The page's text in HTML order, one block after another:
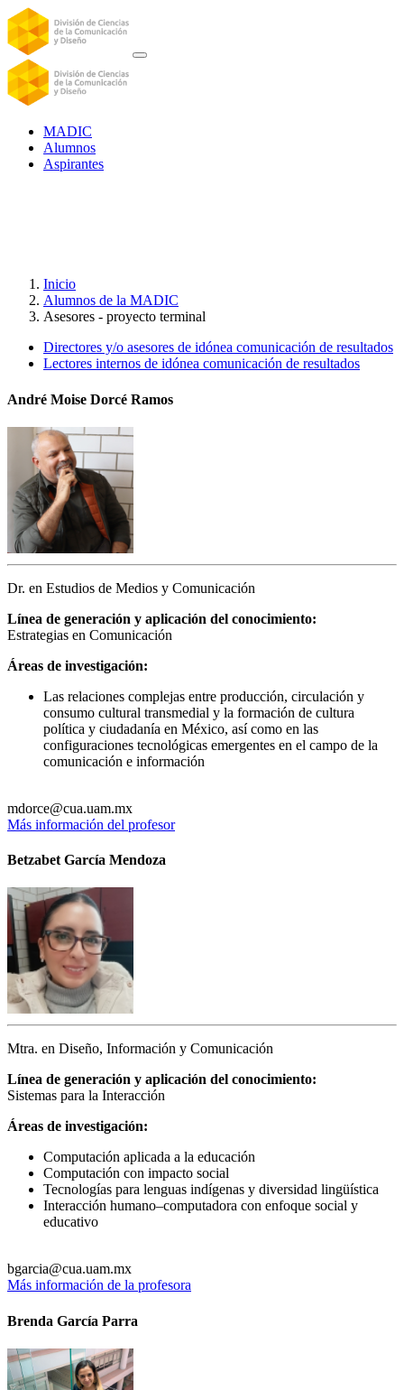
MADIC
Alumnos
Aspirantes
Inicio
Alumnos de la MADIC
Asesores - proyecto terminal
Directores y/o asesores de idónea comunicación de resultados
Lectores internos de idónea comunicación de resultados
André Moise Dorcé Ramos
Dr. en Estudios de Medios y Comunicación
Línea de generación y aplicación del conocimiento:
Estrategias en Comunicación
Áreas de investigación:
Las relaciones complejas entre producción, circulación y
consumo cultural transmedial y la formación de cultura
política y ciudadanía en México, así como en las
configuraciones tecnológicas emergentes en el campo de la
comunicación e información
mdorce@cua.uam.mx
Más información del profesor
Betzabet García Mendoza
Mtra. en Diseño, Información y Comunicación
Línea de generación y aplicación del conocimiento:
Sistemas para la Interacción
Áreas de investigación:
Computación aplicada a la educación
Computación con impacto social
Tecnologías para lenguas indígenas y diversidad lingüística
Interacción humano–computadora con enfoque social y
educativo
bgarcia@cua.uam.mx
Más información de la profesora
Brenda García Parra